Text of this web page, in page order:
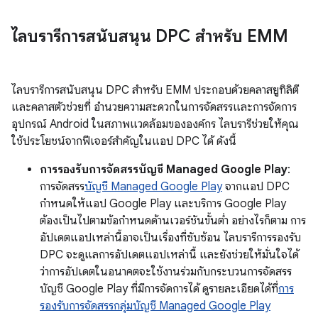
ไลบรารีการสนับสนุน DPC สำหรับ EMM
ไลบรารีการสนับสนุน DPC สำหรับ EMM ประกอบด้วยคลาสยูทิลิตี
และคลาสตัวช่วยที่ อำนวยความสะดวกในการจัดสรรและการจัดการ
อุปกรณ์ Android ในสภาพแวดล้อมขององค์กร ไลบรารีช่วยให้คุณ
ใช้ประโยชน์จากฟีเจอร์สำคัญในแอป DPC ได้ ดังนี้
การรองรับการจัดสรรบัญชี Managed Google Play:
การจัดสรรบัญชี Managed Google Playจากแอป DPC
กำหนดให้แอป Google Play และบริการ Google Play
ต้องเป็นไปตามข้อกำหนดด้านเวอร์ชันขั้นต่ำ อย่างไรก็ตาม การ
อัปเดตแอปเหล่านี้อาจเป็นเรื่องที่ซับซ้อน ไลบรารีการรองรับ
DPC จะดูแลการอัปเดตแอปเหล่านี้ และยังช่วยให้มั่นใจได้
ว่าการอัปเดตในอนาคตจะใช้งานร่วมกับกระบวนการจัดสรร
บัญชี Google Play ที่มีการจัดการได้ ดูรายละเอียดได้ที่การ
รองรับการจัดสรรกลุ่มบัญชี Managed Google Play